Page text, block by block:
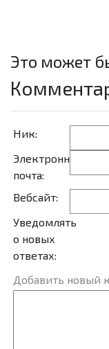
Это может
Ник:
Электронная
почта:
Вебсайт:
Уведомлять
о новых
ответах:
Добавить новый